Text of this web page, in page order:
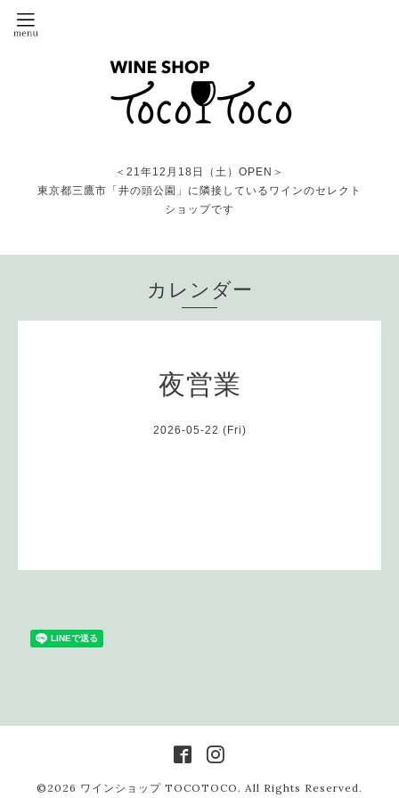
＜21年12月18日（土）OPEN＞
東京都三鷹市「井の頭公園」に隣接しているワインのセレクト
ショップです
カレンダー
夜営業
2026-05-22 (Fri)
©2026 ワインショップ TOCOTOCO . All Rights Reserved.